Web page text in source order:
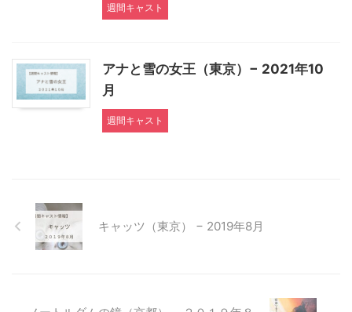
週間キャスト
アナと雪の女王（東京）− 2021年10
月
週間キャスト
キャッツ（東京） − 2019年8月